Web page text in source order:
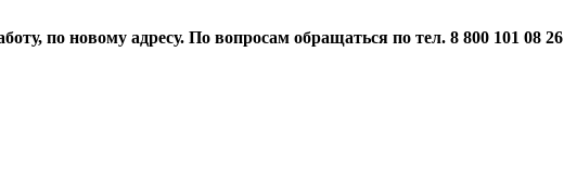
по новому адресу. По вопросам обращаться по тел. 8 800 101 08 26